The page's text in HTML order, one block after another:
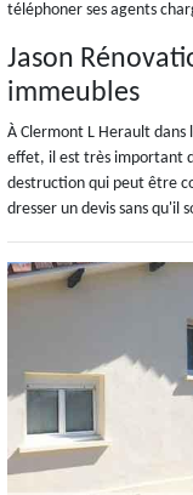
téléphoner ses agents
Jason
immeubles
À Clermont L Herault
effet, il est très important
destruction qui peut être
dresser un devis sans qu'il